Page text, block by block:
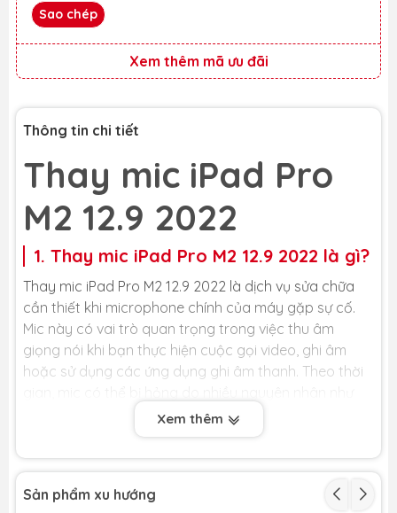
Sao chép
Xem thêm mã ưu đãi
Thông tin chi tiết
Thay mic iPad Pro
M2 12.9 2022
1. Thay mic iPad Pro M2 12.9 2022 là gì?
Thay mic iPad Pro M2 12.9 2022 là dịch vụ sửa chữa
cần thiết khi microphone chính của máy gặp sự cố.
Mic này có vai trò quan trọng trong việc thu âm
giọng nói khi bạn thực hiện cuộc gọi video, ghi âm
hoặc sử dụng các ứng dụng ghi âm thanh. Theo thời
bụi bẩn, ẩm ướt, va đập mạnh hoặc lỗi từ nhà sản
xuất. Khi đó, âm thanh thu vào sẽ bị rè, nhỏ, hoặc
thậm chí là không có tiếng, gây ảnh hưởng đến trải
nghiệm sử dụng của bạn.
Xem thêm
Sản phẩm xu hướng